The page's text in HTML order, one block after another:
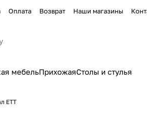
Оплата Возврат Наши магазины
мебельПрихожаяСтолы и стулья
ЕТТ